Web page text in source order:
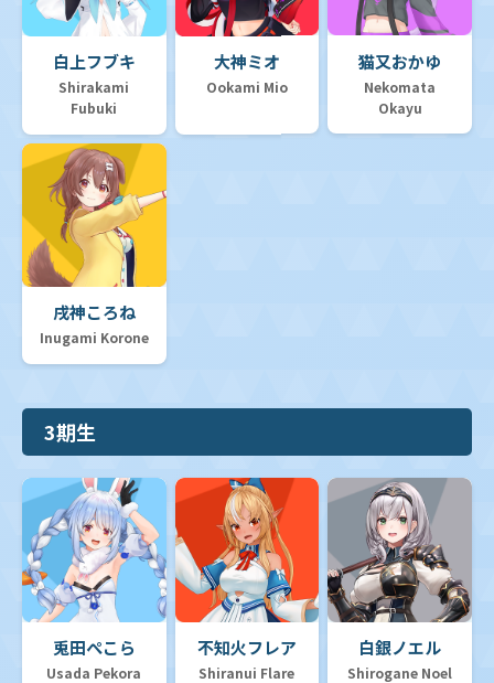
白上フブキ
Shirakami
Fubuki
大神ミオ
Ookami Mio
猫又おかゆ
Nekomata
Okayu
戌神ころね
Inugami Korone
3期生
兎田ぺこら
Usada Pekora
不知火フレア
Shiranui Flare
白銀ノエル
Shirogane Noel